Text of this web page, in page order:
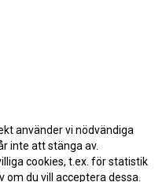
använder vi nödvändiga
inte att stänga av.
cookies, t.ex. för statistik
om du vill acceptera dessa.